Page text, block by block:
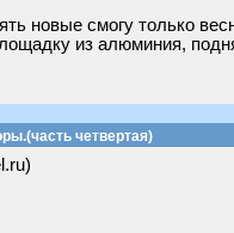
новые смогу только
из алюминия,
четвертая)